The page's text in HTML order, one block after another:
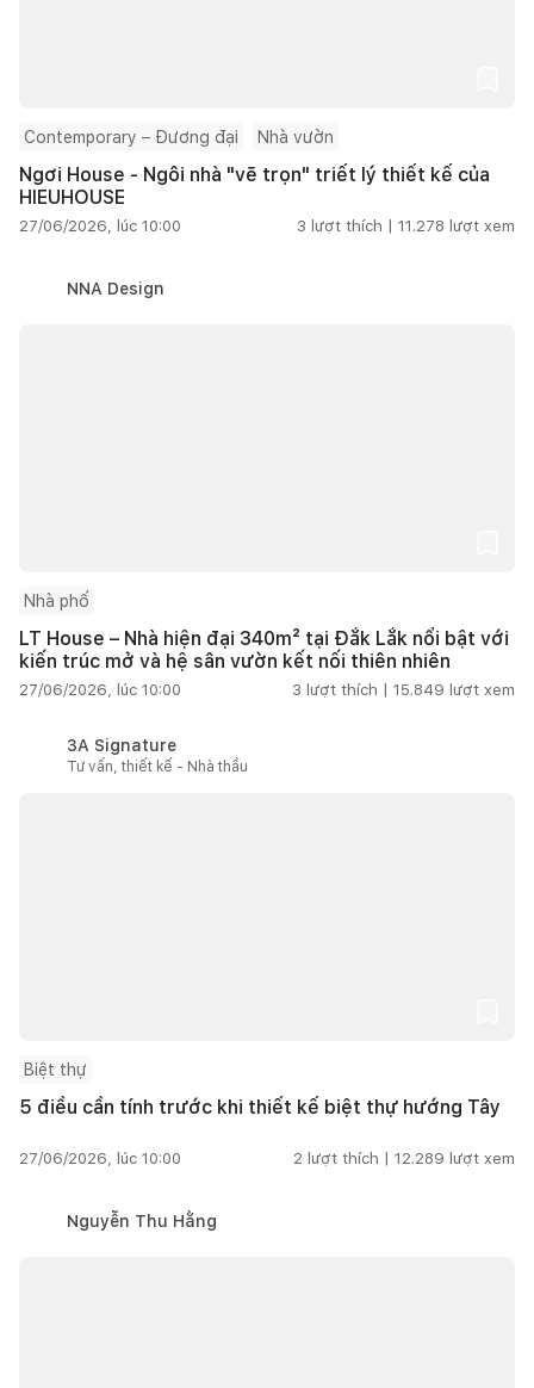
Contemporary – Đương đại Nhà vườn
Ngơi House - Ngôi nhà "vẽ trọn" triết lý thiết kế của
HIEUHOUSE
27/06/2026, lúc 10:00 3 lượt thích | 11.278 lượt xem
NNA Design
Nhà phố
LT House – Nhà hiện đại 340m² tại Đắk Lắk nổi bật với
kiến trúc mở và hệ sân vườn kết nối thiên nhiên
27/06/2026, lúc 10:00 3 lượt thích | 15.849 lượt xem
3A Signature
Tư vấn, thiết kế - Nhà thầu
Biệt thự
5 điều cần tính trước khi thiết kế biệt thự hướng Tây
27/06/2026, lúc 10:00 2 lượt thích | 12.289 lượt xem
Nguyễn Thu Hằng